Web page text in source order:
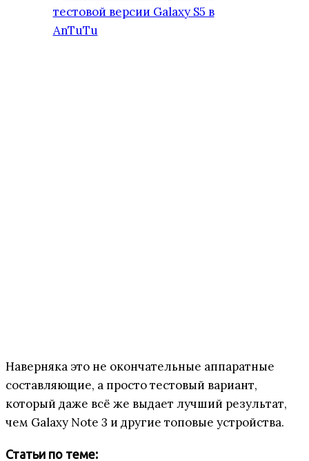
Наверняка это не окончательные аппаратные
составляющие, а просто тестовый вариант,
который даже всё же выдает лучший результат,
чем Galaxy Note 3 и другие топовые устройства.
Статьи по теме: